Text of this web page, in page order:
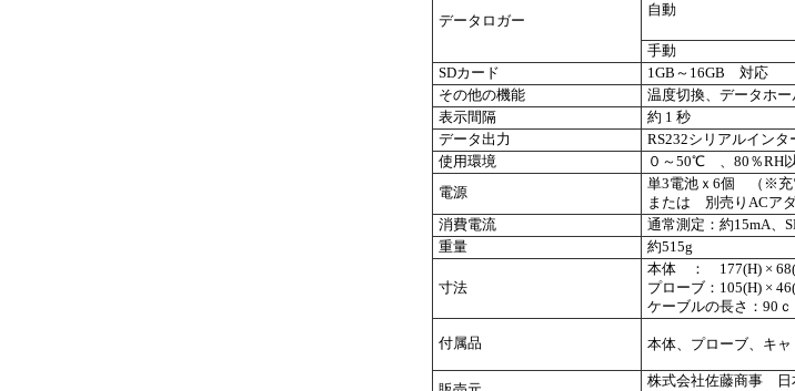
データロガー
自動
手動
SDカード
1GB～16GB 対応
その他の機能
温度切換、データホー
表示間隔
約 1 秒
データ出力
RS232シリアルインタ
使用環境
０～50℃ 、80％RH
電源
単3電池ｘ6個 （※充
または 別売りACア
消費電流
通常測定：約15mA、
重量
約515g
寸法
本体 ： 177(H) ×
プローブ：105(H) ×
ケーブルの長さ：90ｃ
付属品 本体、プローブ、キ
株式会社佐藤商事 日